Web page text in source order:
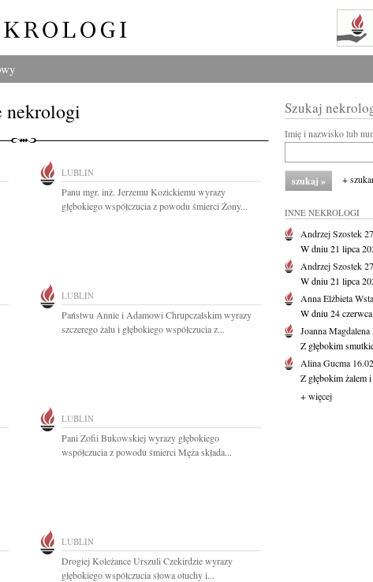
nekrologi
LUBLIN
Panu mgr. inż. Jerzemu Kozickiemu wyrazy
głębokiego współczucia z powodu śmierci Żony...
LUBLIN
Państwu Annie i Adamowi Chrupczalskim wyrazy
szczerego żalu i głębokiego współczucia z...
LUBLIN
Pani Zofii Bukowskiej wyrazy głębokiego
współczucia z powodu śmierci Męża składa...
LUBLIN
Drogiej Koleżance Urszuli Czekirdzie wyrazy
głębokiego współczucia słowa otuchy i...
Szukaj
Imię i nazwisko lub
+
INNE NEKROLOGI
Andrzej Szostek
W dniu 21 lipca
Andrzej Szostek
W dniu 21 lipca
Anna Elżbieta
W dniu 24
Joanna
Z głębokim
Alina Gucma
Z głębokim żalem
+ więcej